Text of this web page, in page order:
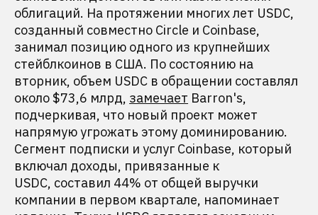
облигаций. На протяжении многих лет USDC,
созданный совместно Circle и Coinbase,
занимал позицию одного из крупнейших
стейблкоинов в США. По состоянию на
вторник, объем USDC в обращении составлял
около $73,6 млрд, замечает Barron's,
подчеркивая, что новый проект может
напрямую угрожать этому доминированию.
Сегмент подписки и услуг Coinbase, который
включал доходы, привязанные к
USDC, составил 44% от общей выручки
компании в первом квартале, напоминает